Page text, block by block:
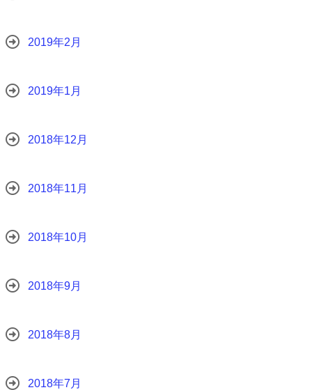
2019年2月
2019年1月
2018年12月
2018年11月
2018年10月
2018年9月
2018年8月
2018年7月